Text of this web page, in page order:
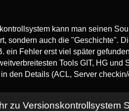
kann man seinen
sondern auch die "Geschichte".
ein Fehler erst viel später
Tools GIT, HG
den Details (ACL, Server
zu Versionskontrollsystem